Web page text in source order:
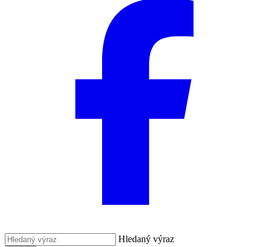
Hledaný výraz